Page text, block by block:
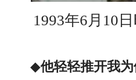
1993年6月10
◆他轻轻推开我